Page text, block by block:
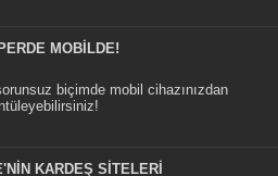
MOBILDE!
biçimde mobil cihazınızdan
KARDEŞ SİTELERİ